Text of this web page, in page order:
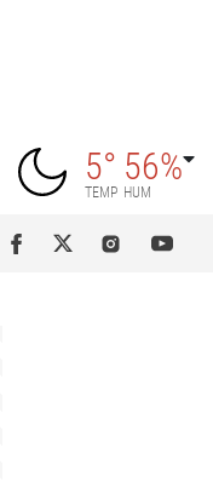
5°
TEMP
56%
HUM